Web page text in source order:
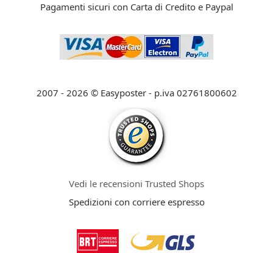
Pagamenti sicuri con Carta di Credito e Paypal
2007 - 2026 © Easyposter - p.iva 02761800602
Vedi le recensioni Trusted Shops
Spedizioni con corriere espresso